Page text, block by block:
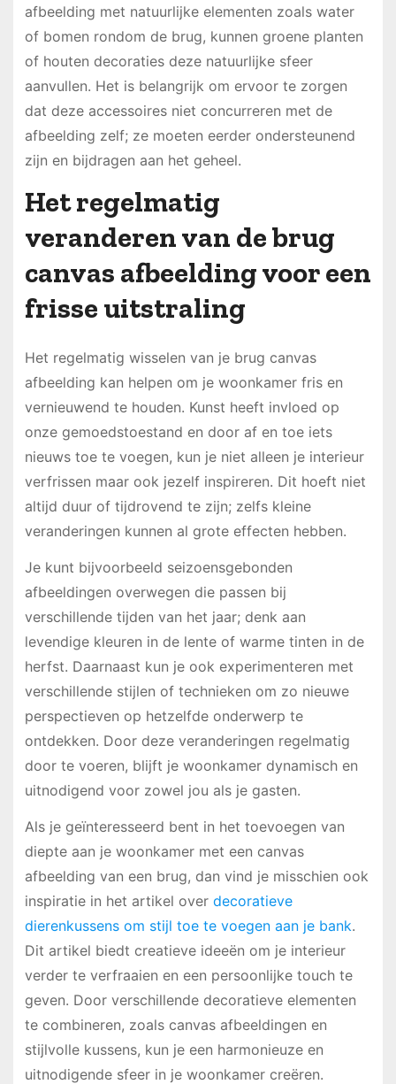
afbeelding met natuurlijke elementen zoals water
of bomen rondom de brug, kunnen groene planten
of houten decoraties deze natuurlijke sfeer
aanvullen. Het is belangrijk om ervoor te zorgen
dat deze accessoires niet concurreren met de
afbeelding zelf; ze moeten eerder ondersteunend
zijn en bijdragen aan het geheel.
Het regelmatig
veranderen van de brug
canvas afbeelding voor een
frisse uitstraling
Het regelmatig wisselen van je brug canvas
afbeelding kan helpen om je woonkamer fris en
vernieuwend te houden. Kunst heeft invloed op
onze gemoedstoestand en door af en toe iets
nieuws toe te voegen, kun je niet alleen je interieur
verfrissen maar ook jezelf inspireren. Dit hoeft niet
altijd duur of tijdrovend te zijn; zelfs kleine
veranderingen kunnen al grote effecten hebben.
Je kunt bijvoorbeeld seizoensgebonden
afbeeldingen overwegen die passen bij
verschillende tijden van het jaar; denk aan
levendige kleuren in de lente of warme tinten in de
herfst. Daarnaast kun je ook experimenteren met
verschillende stijlen of technieken om zo nieuwe
perspectieven op hetzelfde onderwerp te
ontdekken. Door deze veranderingen regelmatig
door te voeren, blijft je woonkamer dynamisch en
uitnodigend voor zowel jou als je gasten.
Als je geïnteresseerd bent in het toevoegen van
diepte aan je woonkamer met een canvas
afbeelding van een brug, dan vind je misschien ook
inspiratie in het artikel over decoratieve
dierenkussens om stijl toe te voegen aan je bank.
Dit artikel biedt creatieve ideeën om je interieur
verder te verfraaien en een persoonlijke touch te
geven. Door verschillende decoratieve elementen
te combineren, zoals canvas afbeeldingen en
stijlvolle kussens, kun je een harmonieuze en
uitnodigende sfeer in je woonkamer creëren.